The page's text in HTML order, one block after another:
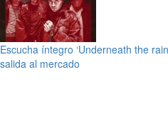
Escucha íntegro ‘Underneath the
salida al mercado